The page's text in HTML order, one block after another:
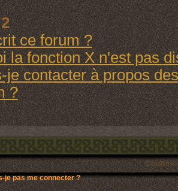
ce forum ?
la fonction X n'est pas
je contacter à propos
?
je pas me connecter ?